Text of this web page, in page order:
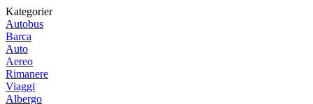
Kategorier
Autobus
Barca
Auto
Aereo
Rimanere
Viaggi
Albergo